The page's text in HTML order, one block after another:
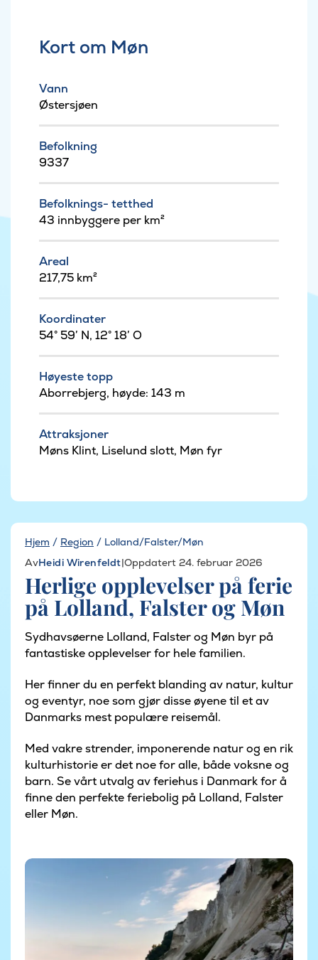
Hjem / Region / Lolland/Falster/Møn
AvHeidi Wirenfeldt|Oppdatert 24. februar 2026
Herlige opplevelser på ferie
på Lolland, Falster og Møn
Sydhavsøerne Lolland, Falster og Møn byr på
fantastiske opplevelser for hele familien.
Her finner du en perfekt blanding av natur, kultur
og eventyr, noe som gjør disse øyene til et av
Danmarks mest populære reisemål.
Med vakre strender, imponerende natur og en rik
kulturhistorie er det noe for alle, både voksne og
barn. Se vårt utvalg av feriehus i Danmark for å
finne den perfekte feriebolig på Lolland, Falster
eller Møn.
Kort om Møn
Vann
Østersjøen
Befolkning
9337
Befolknings- tetthed
43 innbyggere per km²
Areal
217,75 km²
Koordinater
54° 59′ N, 12° 18′ O
Høyeste topp
Aborrebjerg, høyde: 143 m
Attraksjoner
Møns Klint, Liselund slott, Møn fyr